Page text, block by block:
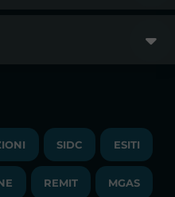
NEWS
NOI
ELETTRICO
SIDC ESITI
REMIT MGAS